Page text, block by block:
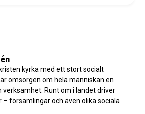
kyrka med ett stort socialt
omsorgen om hela människan en
verksamhet. Runt om i landet driver
– församlingar och även olika sociala